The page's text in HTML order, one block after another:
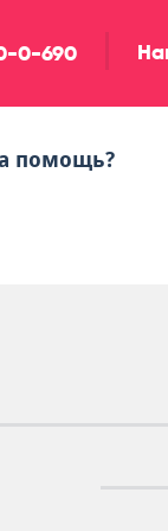
0-690
помощь?